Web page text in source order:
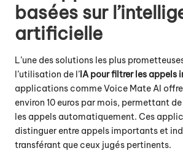
basées sur
artificielle
L’une des solutions les plus
l’utilisation de l’IA pour filtrer les appels
applications comme Voice Mate AI
environ 10 euros par mois, permettant
les appels automatiquement. Ces
distinguer entre appels importants et
transférant que ceux jugés pertinents.